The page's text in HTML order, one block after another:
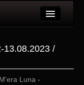
13.08.2023 /
Luna -